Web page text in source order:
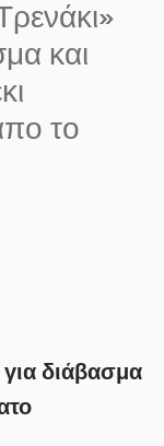
και
το
διάβασμα